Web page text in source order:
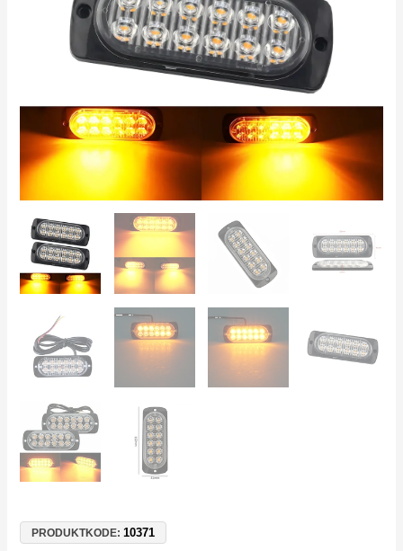
PRODUKTKODE:10371
Mønstre,
ATV
antal